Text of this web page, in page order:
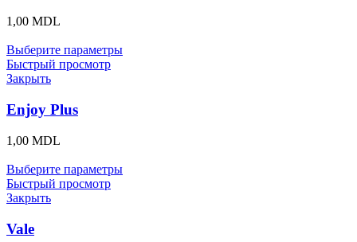
1,00 MDL
Выберите параметры
Быстрый просмотр
Закрыть
Enjoy Plus
1,00 MDL
Выберите параметры
Быстрый просмотр
Закрыть
Vale